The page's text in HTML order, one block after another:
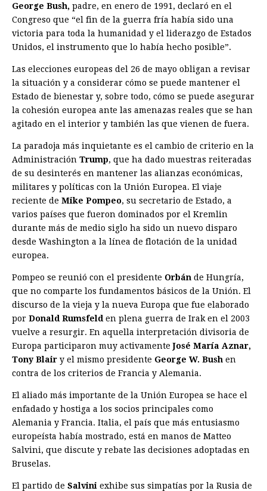
George Bush, padre, en enero de 1991, declaró en el
Congreso que “el fin de la guerra fría había sido una
victoria para toda la humanidad y el liderazgo de Estados
Unidos, el instrumento que lo había hecho posible”.
Las elecciones europeas del 26 de mayo obligan a revisar
la situación y a considerar cómo se puede mantener el
Estado de bienestar y, sobre todo, cómo se puede asegurar
la cohesión europea ante las amenazas reales que se han
agitado en el interior y también las que vienen de fuera.
La paradoja más inquietante es el cambio de criterio en la
Administración Trump, que ha dado muestras reiteradas
de su desinterés en mantener las alianzas económicas,
militares y políticas con la Unión Europea. El viaje
reciente de Mike Pompeo, su secretario de Estado, a
varios países que fueron dominados por el Kremlin
durante más de medio siglo ha sido un nuevo disparo
desde Washington a la línea de flotación de la unidad
europea.
Pompeo se reunió con el presidente Orbán de Hungría,
que no comparte los fundamentos básicos de la Unión. El
discurso de la vieja y la nueva Europa que fue elaborado
por Donald Rumsfeld en plena guerra de Irak en el 2003
vuelve a resurgir. En aquella interpretación divisoria de
Europa participaron muy activamenteJosé María Aznar,
Tony Blair y el mismo presidente George W. Bush en
contra de los criterios de Francia y Alemania.
El aliado más importante de la Unión Europea se hace el
enfadado y hostiga a los socios principales como
Alemania y Francia. Italia, el país que más entusiasmo
europeísta había mostrado, está en manos de Matteo
Salvini, que discute y rebate las decisiones adoptadas en
Bruselas.
El partido de Salvini exhibe sus simpatías por la Rusia de